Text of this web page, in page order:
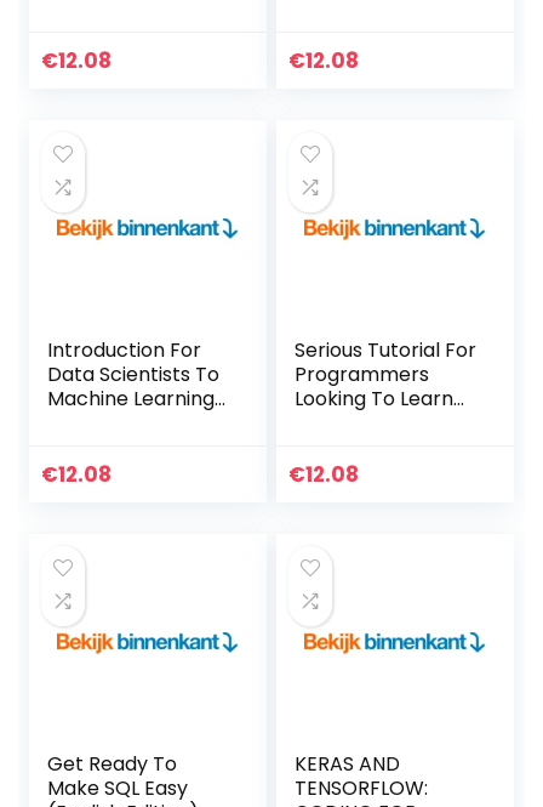
Develop Highly
Kindle-editie
€12.08
Edition) Kindle-
€12.08
Introduction For
Data Scientists To
Machine Learning
Kindle-editie
€12.08
Serious Tutorial For
Programmers
Looking To Learn
Scala (English
€12.08
Get Ready To
Make SQL Easy
KERAS AND
TENSORFLOW: